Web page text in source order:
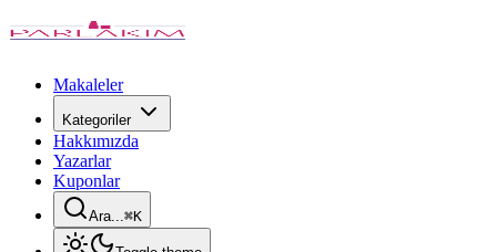
Makaleler
Kategoriler
Hakkımızda
Yazarlar
Kuponlar
Ara...⌘K